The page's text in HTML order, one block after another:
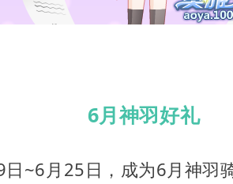
6月神羽好礼
~6月25日，成为6月神羽